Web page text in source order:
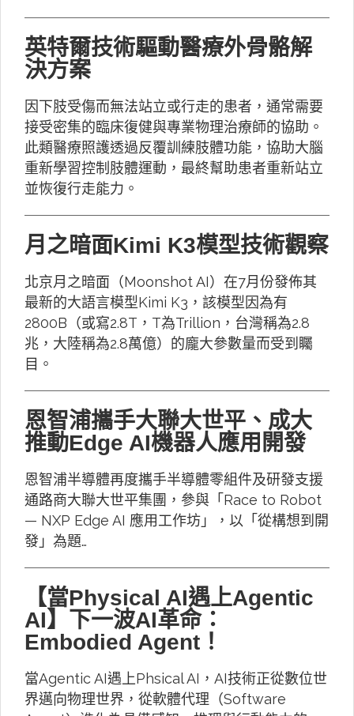
英特爾技術驅動醫療外骨骼解
決方案
因下肢受傷而無法站立或行走的患者，通常需要
接受密集的臨床復健與專業物理治療師的協助。
此類醫療照護透過反覆訓練肢體功能，協助大腦
重新學習控制肢體運動，最終幫助患者重新站立
並恢復行走能力。
月之暗面Kimi K3模型技術觀察
北京月之暗面（Moonshot AI）在7月份發佈其
最新的大語言模型Kimi K3，該模型因為有
2800B（或寫2.8T，T為Trillion，台灣稱為2.8
兆，大陸稱為2.8萬億）的龐大參數量而受到矚
目。
恩智浦攜手大聯大世平、成大
推動Edge AI機器人應用開發
恩智浦半導體再度攜手半導體零組件及研發支援
通路商大聯大世平集團，參與「Race to Robot
— NXP Edge AI 應用工作坊」，以「從構想到開
發」為題…
【當Physical AI遇上Agentic
AI】下一波AI革命：
Embodied Agent！
當Agentic AI遇上Phsical AI，AI技術正從數位世
界邁向物理世界，從軟體代理（Software